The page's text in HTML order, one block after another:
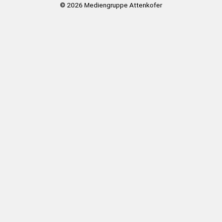
© 2026 Mediengruppe Attenkofer